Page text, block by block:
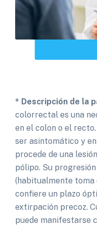
* Descripción de la
colorrectal es una
en el colon o el
ser asintomático y
procede de una
pólipo. Su
(habitualmente toma
confiere un plazo
extirpación precoz.
puede manifestarse